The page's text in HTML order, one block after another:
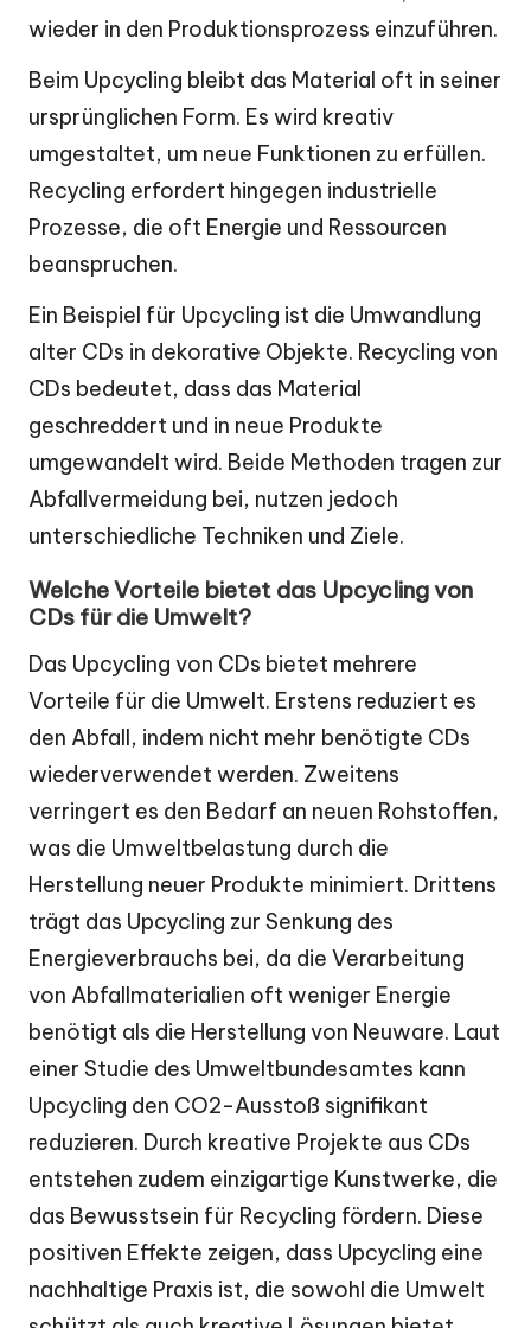
wieder in den Produktionsprozess einzuführen.
Beim Upcycling bleibt das Material oft in seiner
ursprünglichen Form. Es wird kreativ
umgestaltet, um neue Funktionen zu erfüllen.
Recycling erfordert hingegen industrielle
Prozesse, die oft Energie und Ressourcen
beanspruchen.
Ein Beispiel für Upcycling ist die Umwandlung
alter CDs in dekorative Objekte. Recycling von
CDs bedeutet, dass das Material
geschreddert und in neue Produkte
umgewandelt wird. Beide Methoden tragen zur
Abfallvermeidung bei, nutzen jedoch
unterschiedliche Techniken und Ziele.
Welche Vorteile bietet das Upcycling von
CDs für die Umwelt?
Das Upcycling von CDs bietet mehrere
Vorteile für die Umwelt. Erstens reduziert es
den Abfall, indem nicht mehr benötigte CDs
wiederverwendet werden. Zweitens
verringert es den Bedarf an neuen Rohstoffen,
was die Umweltbelastung durch die
Herstellung neuer Produkte minimiert. Drittens
trägt das Upcycling zur Senkung des
Energieverbrauchs bei, da die Verarbeitung
von Abfallmaterialien oft weniger Energie
benötigt als die Herstellung von Neuware. Laut
einer Studie des Umweltbundesamtes kann
Upcycling den CO2-Ausstoß signifikant
reduzieren. Durch kreative Projekte aus CDs
entstehen zudem einzigartige Kunstwerke, die
das Bewusstsein für Recycling fördern. Diese
positiven Effekte zeigen, dass Upcycling eine
nachhaltige Praxis ist, die sowohl die Umwelt